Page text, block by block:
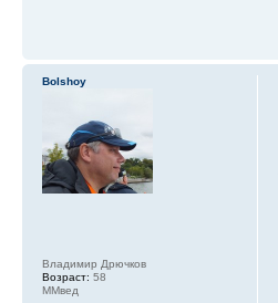
Bolshoy
Владимир Дрючков
Возраст: 58
ММвед